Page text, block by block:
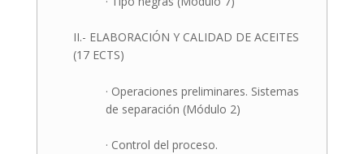
II.- ELABORACIÓN Y CALIDAD DE ACEITES
(17 ECTS)
· Operaciones preliminares. Sistemas
de separación (Módulo 2)
· Control del proceso.